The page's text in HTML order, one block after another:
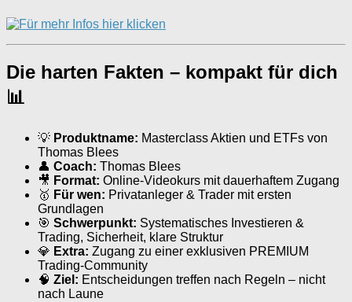
Die harten Fakten – kompakt für dich
📊
💡 Produktname: Masterclass Aktien und ETFs von
Thomas Blees
👤 Coach: Thomas Blees
🎥 Format: Online-Videokurs mit dauerhaftem Zugang
🥇 Für wen: Privatanleger & Trader mit ersten
Grundlagen
🎯 Schwerpunkt: Systematisches Investieren &
Trading, Sicherheit, klare Struktur
💎 Extra: Zugang zu einer exklusiven PREMIUM
Trading-Community
🧠 Ziel: Entscheidungen treffen nach Regeln – nicht
nach Laune